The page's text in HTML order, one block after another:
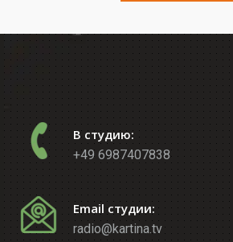
В студию:
+49 6987407838
Email студии:
radio@kartina.tv